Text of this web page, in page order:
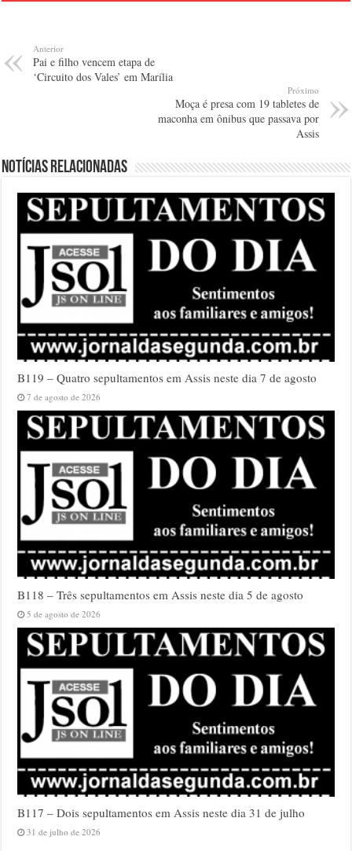
Anterior
Pai e filho vencem etapa de
‘Circuito dos Vales’ em Marília
Próximo
Moça é presa com 19 tabletes de
maconha em ônibus que passava por
Assis
Notícias relacionadas
B119 – Quatro sepultamentos em Assis neste dia 7 de agosto
7 de agosto de 2026
B118 – Três sepultamentos em Assis neste dia 5 de agosto
5 de agosto de 2026
B117 – Dois sepultamentos em Assis neste dia 31 de julho
31 de julho de 2026